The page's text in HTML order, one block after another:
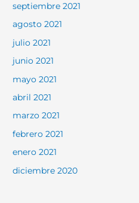
septiembre 2021
agosto 2021
julio 2021
junio 2021
mayo 2021
abril 2021
marzo 2021
febrero 2021
enero 2021
diciembre 2020